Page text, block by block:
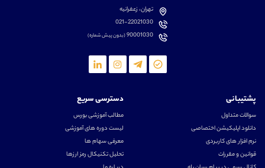
تهران، زعفرانیه
021-22021030
90001030(بدون پیش شماره)
پشتیبانی
سوالات متداول
دانلود اپلیکیشن اختصاصی
نرم افزار های کاربردی
قوانین و مقررات
دسترسی سریع
مطالب آموزشی بورس
لیست دوره های آموزشی
معرفی سهام ها
تحلیل تکنیکال رمز ارزها